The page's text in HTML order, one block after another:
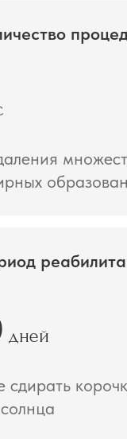
родинок,
бородавок,
(«жировиков»),
РЕЗУЛЬТАТЫ
КЛИЕНТОВ